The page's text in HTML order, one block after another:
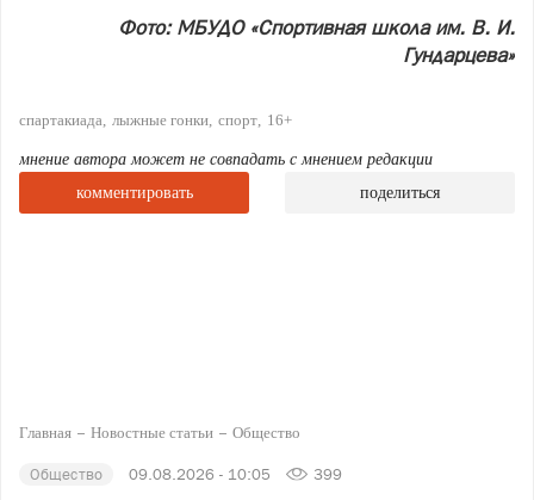
Фото: МБУДО «Спортивная школа им. В. И.
Гундарцева»
спартакиада лыжные гонки спорт 16+
мнение автора может не совпадать с мнением редакции
комментировать
поделиться
Главная Новостные статьи Общество
Общество 09.08.2026 - 10:05 399